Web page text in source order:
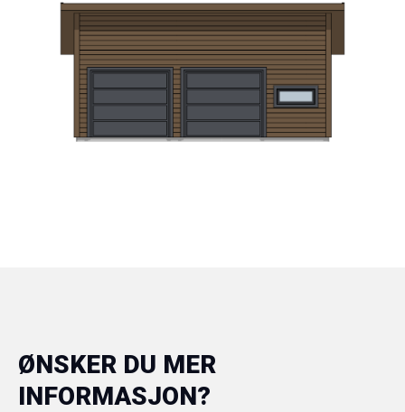
ØNSKER DU MER
INFORMASJON?